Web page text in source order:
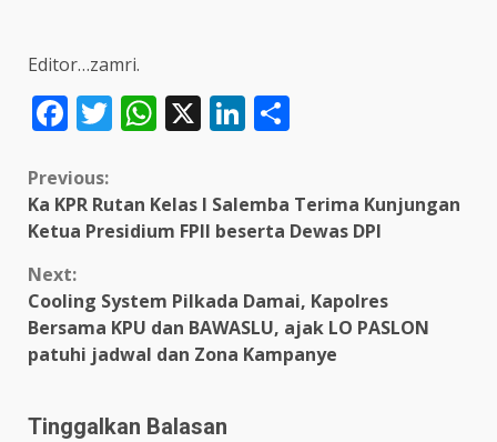
Editor…zamri.
Facebook
Twitter
WhatsApp
X LinkedIn
Continue
Reading
Previous:
Ka KPR Rutan Kelas I Salemba Terima Kunjungan
Ketua Presidium FPII beserta Dewas DPI
Next:
Cooling System Pilkada Damai, Kapolres
Bersama KPU dan BAWASLU, ajak LO PASLON
patuhi jadwal dan Zona Kampanye
Tinggalkan Balasan